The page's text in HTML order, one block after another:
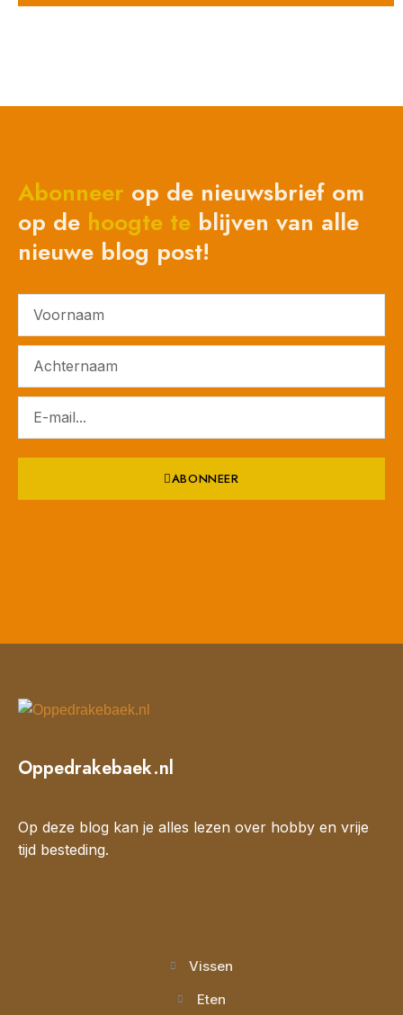
Abonneer op de nieuwsbrief om
op de hoogte te blijven van alle
nieuwe blog post!
ABONNEER
Oppedrakebaek.nl
Op deze blog kan je alles lezen over hobby en vrije
tijd besteding.
Vissen
Eten